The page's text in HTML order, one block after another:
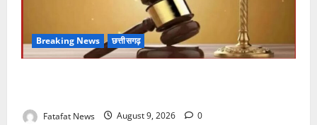
Breaking News छत्तीसगढ़
Fatafat News August 9, 2026 0